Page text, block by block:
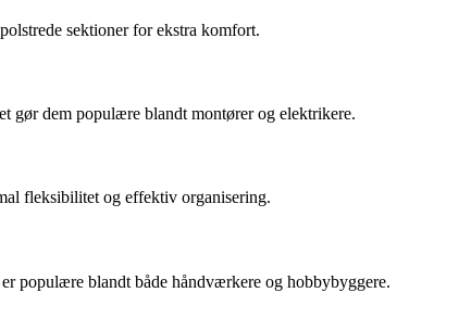
sektioner for ekstra komfort.
dem populære blandt montører og elektrikere.
fleksibilitet og effektiv organisering.
populære blandt både håndværkere og hobbybyggere.